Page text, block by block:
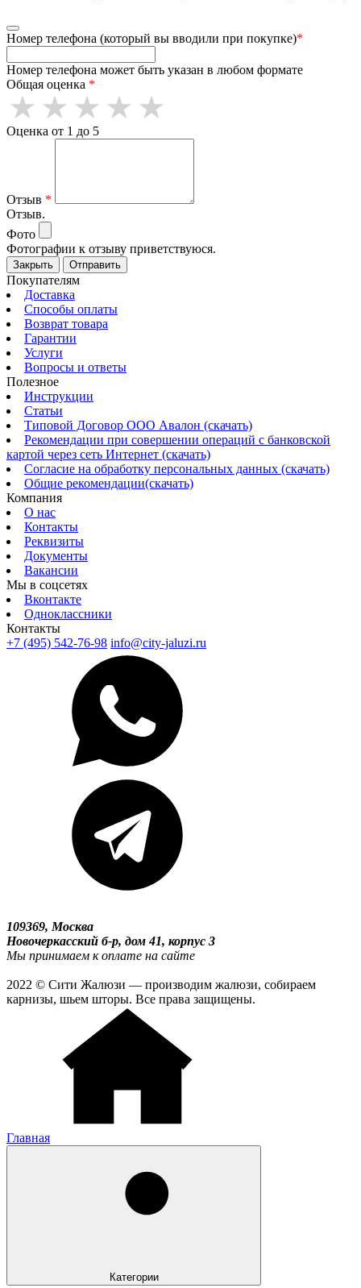
Номер телефона (который вы вводили при покупке)*
Номер телефона может быть указан в любом формате
Общая оценка *
Оценка от 1 до 5
Отзыв *
Отзыв.
Фото
Фотографии к отзыву приветствуюся.
Закрыть Отправить
Покупателям
Доставка
Способы оплаты
Возврат товара
Гарантии
Услуги
Вопросы и ответы
Полезное
Инструкции
Статьи
Типовой Договор ООО Авалон (скачать)
Рекомендации при совершении операций с банковской
картой через сеть Интернет (скачать)
Согласие на обработку персональных данных (скачать)
Общие рекомендации(скачать)
Компания
О нас
Контакты
Реквизиты
Документы
Вакансии
Мы в соцсетях
Вконтакте
Одноклассники
Контакты
+7 (495) 542-76-98 info@city-jaluzi.ru
109369, Москва
Новочеркасский б-р, дом 41, корпус 3
Мы принимаем к оплате на сайте
2022 © Сити Жалюзи — производим жалюзи, собираем
карнизы, шьем шторы. Все права защищены.
Главная
Категории